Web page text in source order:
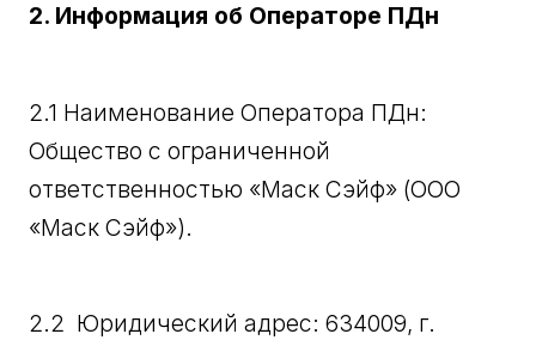
2. Информация об Операторе ПДн
2.1 Наименование Оператора ПДн:
Общество с ограниченной
ответственностью «Маск Сэйф» (ООО
«Маск Сэйф»).
2.2 Юридический адрес: 634009, г.